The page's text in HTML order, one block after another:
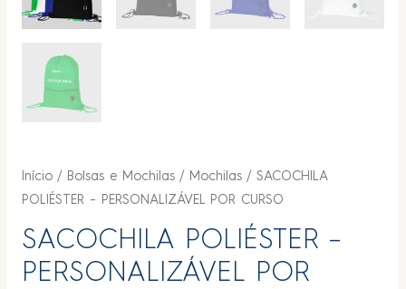
Início/ Bolsas e Mochilas/ Mochilas/ SACOCHILA
POLIÉSTER – PERSONALIZÁVEL POR CURSO
SACOCHILA POLIÉSTER –
PERSONALIZÁVEL POR